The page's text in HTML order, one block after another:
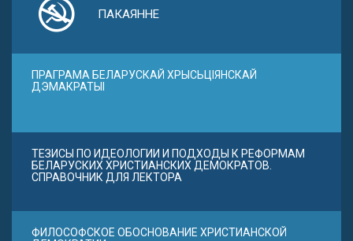
ПАКАЯННЕ
ПРАГРАМА БЕЛАРУСКАЙ ХРЫСЬЦІЯНСКАЙ
ДЭМАКРАТЫІ
ТЕЗИСЫ ПО ИДЕОЛОГИИ И ПОДХОДЫ К РЕФОРМАМ
БЕЛАРУСКИХ ХРИСТИАНСКИХ ДЕМОКРАТОВ.
СПРАВОЧНИК ДЛЯ ЛЕКТОРА
ФИЛОСОФСКОЕ ОБОСНОВАНИЕ ХРИСТИАНСКОЙ